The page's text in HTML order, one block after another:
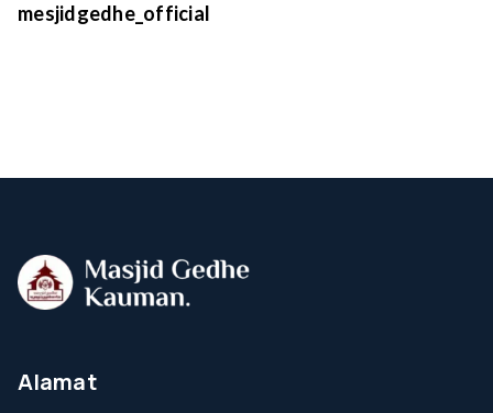
mesjidgedhe_official
Alamat